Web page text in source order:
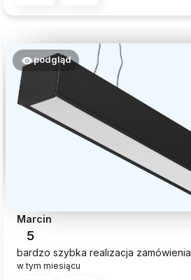
podgląd
Marcin
5
bardzo szybka realizacja zamówienia
w tym miesiącu